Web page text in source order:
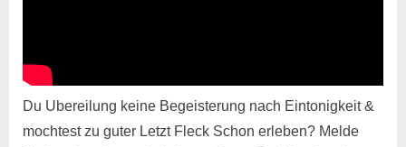
Du Ubereilung keine Begeisterung nach Eintonigkeit &
mochtest zu guter Letzt Fleck Schon erleben? Melde